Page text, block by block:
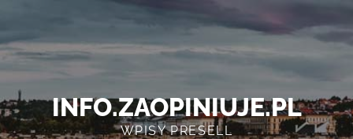
content
INFO.ZAOPINIUJE.PL
WPISY PRESELL